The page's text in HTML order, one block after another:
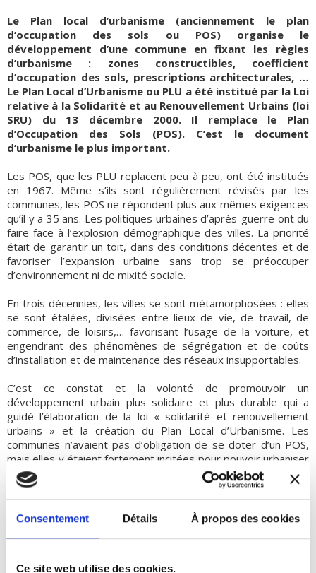
Consentement Détails À propos des cookies
Ce site web utilise des cookies.
Le Plan local d’urbanisme (anciennement le plan
d’occupation des sols ou POS) organise le
développement d’une commune en fixant les règles
d’urbanisme : zones constructibles, coefficient
d’occupation des sols, prescriptions architecturales, …
Le Plan Local d’Urbanisme ou PLU a été institué par la Loi
relative à la Solidarité et au Renouvellement Urbains (loi
SRU) du 13 décembre 2000. Il remplace le Plan
d’Occupation des Sols (POS). C’est le document
d’urbanisme le plus important.
Les POS, que les PLU replacent peu à peu, ont été institués
en 1967. Même s’ils sont régulièrement révisés par les
communes, les POS ne répondent plus aux mêmes exigences
qu’il y a 35 ans. Les politiques urbaines d’après-guerre ont du
faire face à l’explosion démographique des villes. La priorité
était de garantir un toit, dans des conditions décentes et de
favoriser l’expansion urbaine sans trop se préoccuper
d’environnement ni de mixité sociale.
En trois décennies, les villes se sont métamorphosées : elles
se sont étalées, divisées entre lieux de vie, de travail, de
commerce, de loisirs,… favorisant l’usage de la voiture, et
engendrant des phénomènes de ségrégation et de coûts
d’installation et de maintenance des réseaux insupportables.
C’est ce constat et la volonté de promouvoir un
développement urbain plus solidaire et plus durable qui a
guidé l’élaboration de la loi « solidarité et renouvellement
urbains » et la création du Plan Local d’Urbanisme. Les
communes n’avaient pas d’obligation de se doter d’un POS,
mais elles y étaient fortement incitées pour pouvoir urbaniser
de nouvelles zones.
Le PLU organise le développement d’une commune en fixant
les règles d’urbanisme de tout ou partie du territoire en
tenant compte des nouvelles exigences environnementales. A
noter, les communes peuvent continuer à se contenter d’une